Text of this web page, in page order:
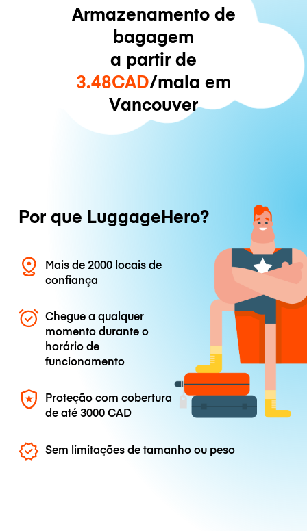
Armazenamento de
bagagem
a partir de
3.48CAD/mala em
Vancouver
Por que LuggageHero?
Mais de 2000 locais de
confiança
Chegue a qualquer
momento durante o
horário de
funcionamento
Proteção com cobertura
de até3000 CAD
Sem limitações de tamanho ou peso